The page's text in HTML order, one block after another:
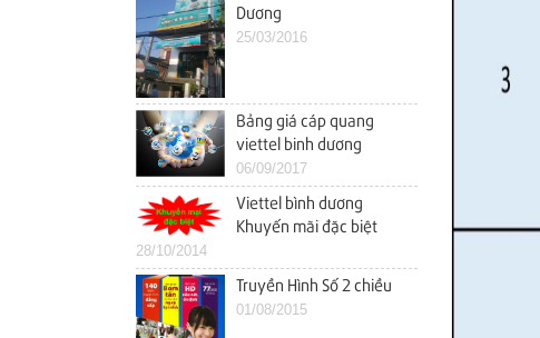
Dương
25/03/2016
Bảng giá cáp quang
viettel binh dương
06/09/2017
Viettel bình dương
Khuyến mãi đặc biệt
trong tháng 10
28/10/2014
Truyền Hình Số 2 chiều
01/08/2015